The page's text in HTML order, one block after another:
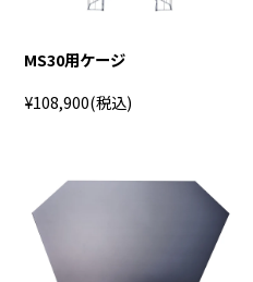
MS30用ケージ
¥108,900(税込)